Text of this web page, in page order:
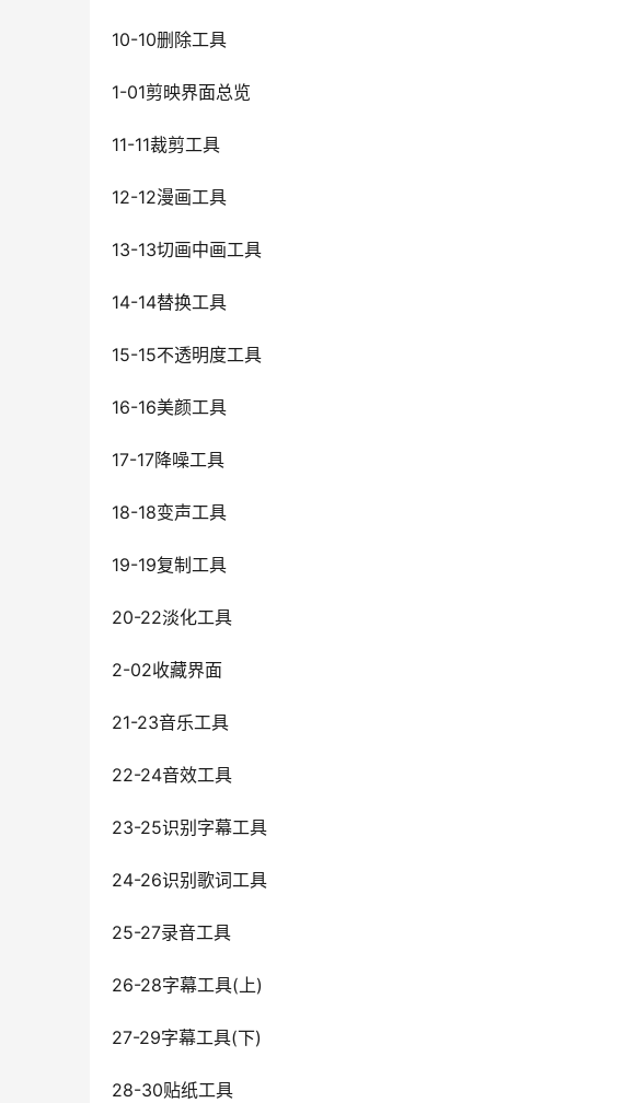
10-10删除工具
1-01剪映界面总览
11-11裁剪工具
12-12漫画工具
13-13切画中画工具
14-14替换工具
15-15不透明度工具
16-16美颜工具
17-17降噪工具
18-18变声工具
19-19复制工具
20-22淡化工具
2-02收藏界面
21-23音乐工具
22-24音效工具
23-25识别字幕工具
24-26识别歌词工具
25-27录音工具
26-28字幕工具(上)
27-29字幕工具(下)
28-30贴纸工具